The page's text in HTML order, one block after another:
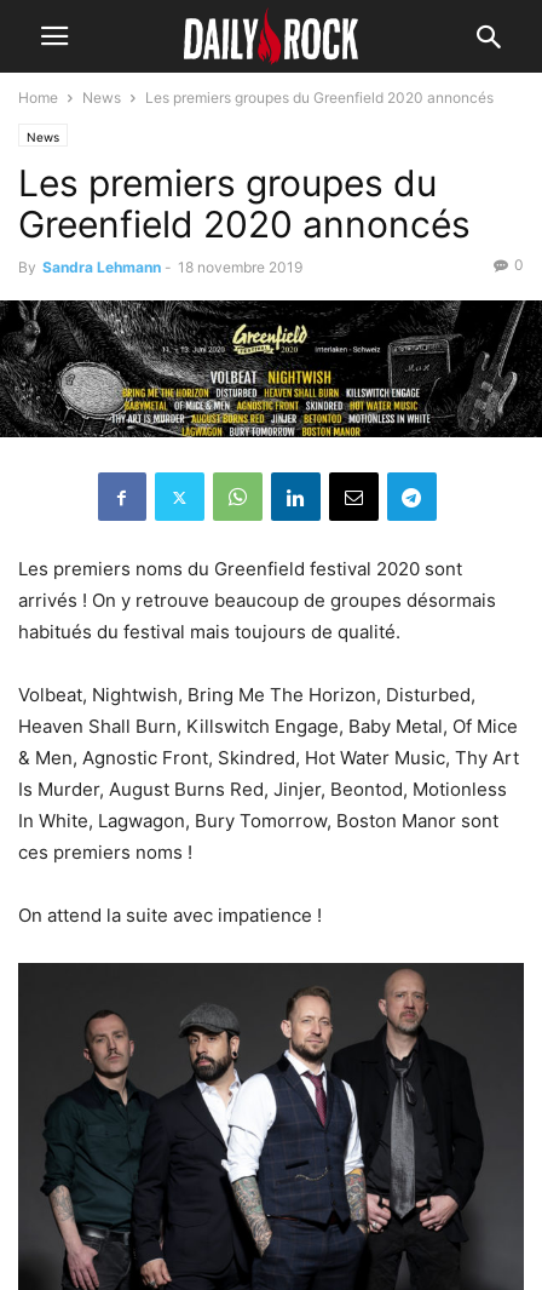
Home News Les premiers groupes du Greenfield 2020 annoncés
News
Les premiers groupes du
Greenfield 2020 annoncés
By Sandra Lehmann - 18 novembre 2019 0
Les premiers noms du Greenfield festival 2020 sont
arrivés ! On y retrouve beaucoup de groupes désormais
habitués du festival mais toujours de qualité.
Volbeat, Nightwish, Bring Me The Horizon, Disturbed,
Heaven Shall Burn, Killswitch Engage, Baby Metal, Of Mice
& Men, Agnostic Front, Skindred, Hot Water Music, Thy Art
Is Murder, August Burns Red, Jinjer, Beontod, Motionless
In White, Lagwagon, Bury Tomorrow, Boston Manor sont
ces premiers noms !
On attend la suite avec impatience !